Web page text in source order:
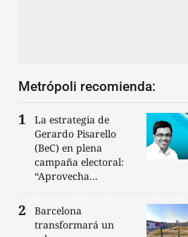
Metrópoli recomienda:
La estrategia de
Gerardo Pisarello
(BeC) en plena
campaña electoral:
“Aprovecha...
Barcelona
transformará un